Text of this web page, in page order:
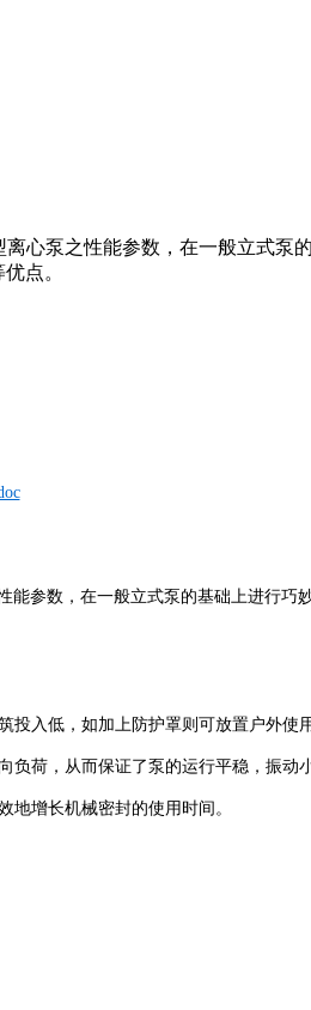
心泵之性能参数，在一般立式泵
点。
能参数，在一般立式泵的基础上进行巧
投入低，如加上防护罩则可放置户外使
荷，从而保证了泵的运行平稳，振动
地增长机械密封的使用 时间 。